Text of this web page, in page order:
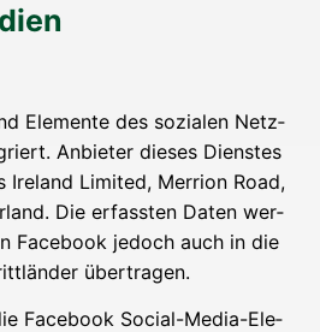
Ele­men­te des sozia­len Netz­
Anbie­ter die­ses Diens­tes
Ire­land Limi­t­ed, Mer­ri­on Road,
Die erfass­ten Daten wer­
Face­book jedoch auch in die
übertragen.
Face­book Social-Media-Ele­